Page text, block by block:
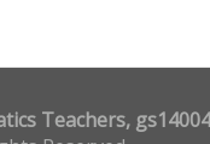
Teachers,